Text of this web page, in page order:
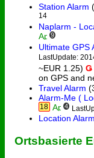
Station Alarm
14
Naplarm -
9
Ultimate GPS
LastUpdate:
~EUR 1.25) Ǥ
on GPS and
Travel Alarm
Alarm-Me (
18 4
Location Alarm
Ortsbasierte